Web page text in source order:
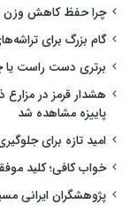
چرا حفظ کاهش
گام بزرگ برای
برتری دست راست یا
هشدار قرمز در
پاییزه مشاهده شد
امید تازه برای
خواب کافی؛ کلید
پژوهشگران ایرانی